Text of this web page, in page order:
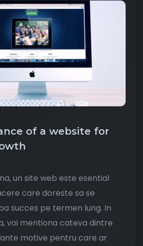
of a website for
un site web este esential
care doreste sa se
succes pe termen lung. In
voi mentiona cateva dintre
motive pentru care ar